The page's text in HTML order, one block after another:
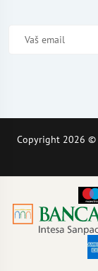
Copyright 2026 ©